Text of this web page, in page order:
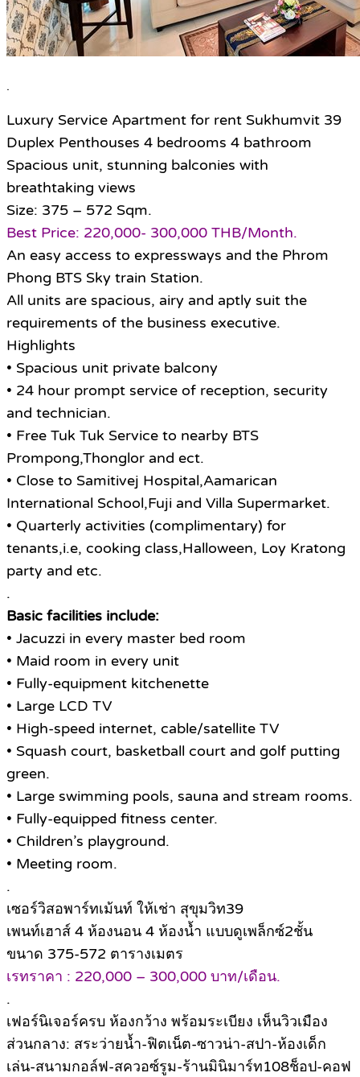
.
Luxury Service Apartment for rent Sukhumvit 39
Duplex Penthouses 4 bedrooms 4 bathroom
Spacious unit, stunning balconies with
breathtaking views
Size: 375 – 572 Sqm.
Best Price: 220,000- 300,000 THB/Month.
An easy access to expressways and the Phrom
Phong BTS Sky train Station.
All units are spacious, airy and aptly suit the
requirements of the business executive.
Highlights
• Spacious unit private balcony
• 24 hour prompt service of reception, security
and technician.
• Free Tuk Tuk Service to nearby BTS
Prompong,Thonglor and ect.
• Close to Samitivej Hospital,Aamarican
International School,Fuji and Villa Supermarket.
• Quarterly activities (complimentary) for
tenants,i.e, cooking class,Halloween, Loy Kratong
party and etc.
.
Basic facilities include:
• Jacuzzi in every master bed room
• Maid room in every unit
• Fully-equipment kitchenette
• Large LCD TV
• High-speed internet, cable/satellite TV
• Squash court, basketball court and golf putting
green.
• Large swimming pools, sauna and stream rooms.
• Fully-equipped fitness center.
• Children’s playground.
• Meeting room.
.
เซอร์วิสอพาร์ทเม้นท์ ให้เช่า สุขุมวิท39
เพนท์เฮาส์ 4 ห้องนอน 4 ห้องน้ำ แบบดูเพล็กซ์2ชั้น
ขนาด 375-572 ตารางเมตร
เรทราคา : 220,000 – 300,000 บาท/เดือน.
.
เฟอร์นิเจอร์ครบ ห้องกว้าง พร้อมระเบียง เห็นวิวเมือง
ส่วนกลาง: สระว่ายน้ำ-ฟิตเน็ต-ซาวน่า-สปา-ห้องเด็ก
เล่น-สนามกอล์ฟ-สควอซ์รูม-ร้านมินิมาร์ท108ช็อป-คอฟ